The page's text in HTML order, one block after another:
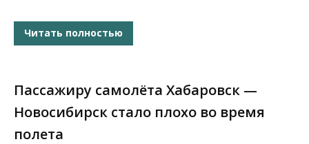
Читать полностью
Пассажиру самолёта Хабаровск —
Новосибирск стало плохо во время
полета